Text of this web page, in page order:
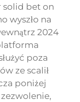
bet on
wyszło na
2024
poza
ze scalił
poniżej